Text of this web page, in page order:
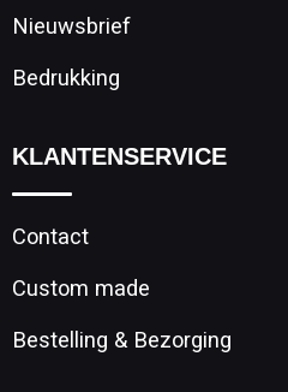
Nieuwsbrief
Bedrukking
KLANTENSERVICE
Contact
Custom made
Bestelling & Bezorging